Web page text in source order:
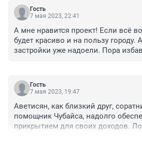
Гость
7 мая 2023, 22:41
А мне нравится проект! Если всё
будет красиво и на пользу городу.
застройки уже надоели. Пора
красивое, ведь такое место у
это просто ужас не на окраине, а
города. Давно пора там наводить
воняющими туалетами во дворе. И
людям лучше! Хочется жить в
Гость
7 мая 2023, 19:47
Аветисян, как близкий друг,
помощник Чубайса, надолго
прикрытием для своих доходов.